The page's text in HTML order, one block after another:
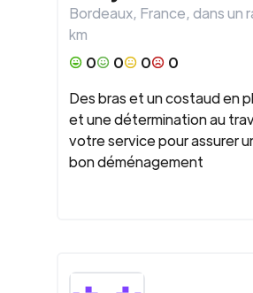
Bordeaux, France, dans un
km
0
0 0
0
Des bras et un costaud en
et une détermination au
votre service pour assurer
bon déménagement